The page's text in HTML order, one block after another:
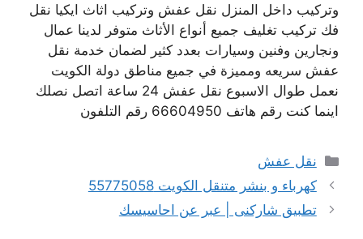
وتركيب داخل المنزل نقل عفش وتركيب اثاث ايكيا نقل
فك تركيب تغليف جميع أنواع الأثاث متوفر لدينا عمال
ونجارين وفنين وسيارات بعدد كثير لضمان خدمة نقل
عفش سريعه ومميزة في جميع مناطق دولة الكويت
نعمل طوال الاسبوع نقل عفش 24 ساعة اتصل نصلك
اينما كنت رقم هاتف 66604950 رقم التلفون
التصنيفات
نقل عفش
كهرباء و بنشر متنقل الكويت 55775058
تطبيق شاركنى | عبر عن احاسيسك